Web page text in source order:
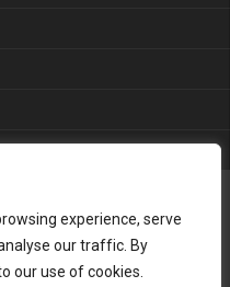
experience, serve
our traffic. By
our use of cookies.
hakkı sakldır.